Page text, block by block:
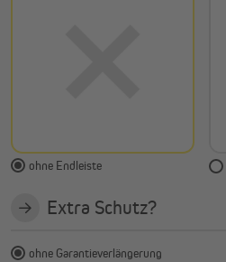
ohne Endleiste
Extra Schutz?
ohne Garantieverlängerung